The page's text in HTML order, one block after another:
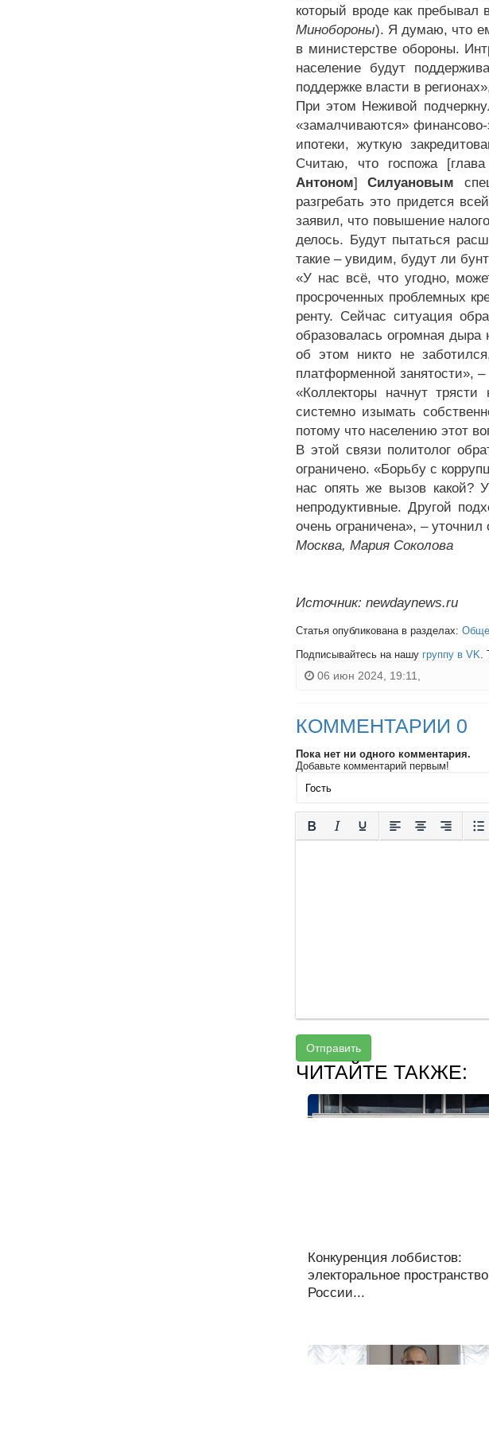
который вроде как пребывал
Минобороны). Я думаю, что
в министерстве обороны.
население будут
поддержке власти в
При этом Неживой
«замалчиваются»
ипотеки, жуткую
Считаю, что госпожа
Антоном]Силуановым
разгребать это придется
заявил, что повышение
делось. Будут пытаться
такие – увидим, будут ли
«У нас всё, что угодно,
просроченных проблемных
ренту. Сейчас ситуация
образовалась огромная
об этом никто не
платформенной занятости», –
«Коллекторы начнут
системно изымать
потому что населению этот
В этой связи политолог
ограничено. «Борьбу с
нас опять же вызов какой?
непродуктивные. Другой
очень ограничена», – уточнил
Москва, Мария Соколова
Источник: newdaynews.ru
Статья опубликована в разделах:
Подписывайтесь на нашу группу в VK.
06 июн 2024, 19:11,
КОММЕНТАРИИ 0
Пока нет ни одного комментария.
Добавьте комментарий первым!
Отправить
ЧИТАЙТЕ ТАКЖЕ:
Конкуренция лоббистов:
электоральное
России...